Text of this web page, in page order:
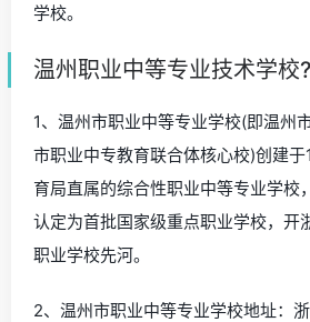
学校。
温州职业中等专业技术学校?
1、温州市职业中等专业学校(即温州
市职业中专教育联合体核心校)创建
育局直属的综合性职业中等专业学校
认定为首批国家级重点职业学校，开
职业学校先河。
2、温州市职业中等专业学校地址：